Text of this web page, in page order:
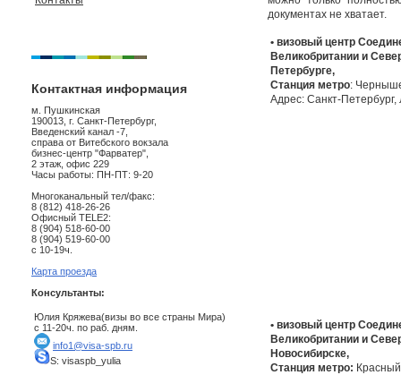
Контактная информация
м. Пушкинская
190013, г. Санкт-Петербург,
Введенский канал -7,
справа от Витебского вокзала
бизнес-центр "Фарватер",
2 этаж, офис 229
Часы работы: ПН-ПТ: 9-20
Многоканальный тел/факс:
8 (812) 418-26-26
Офисный TELE2:
8 (904) 518-60-00
8 (904) 519-60-00
с 10-19ч.
Карта проезда
Консультанты:
Юлия Кряжева(визы во все страны Мира)
с 11-20ч. по раб. дням.
info1@visa-spb.ru
S: visaspb_yulia
документах не хватает.
• визовый центр
Великобритании и
Петербурге,
Станция метро:
Адрес: Санкт-
• визовый центр
Великобритании и
Новосибирске,
Станция метро: